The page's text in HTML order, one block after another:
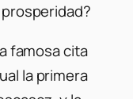
famosa cita
la primera